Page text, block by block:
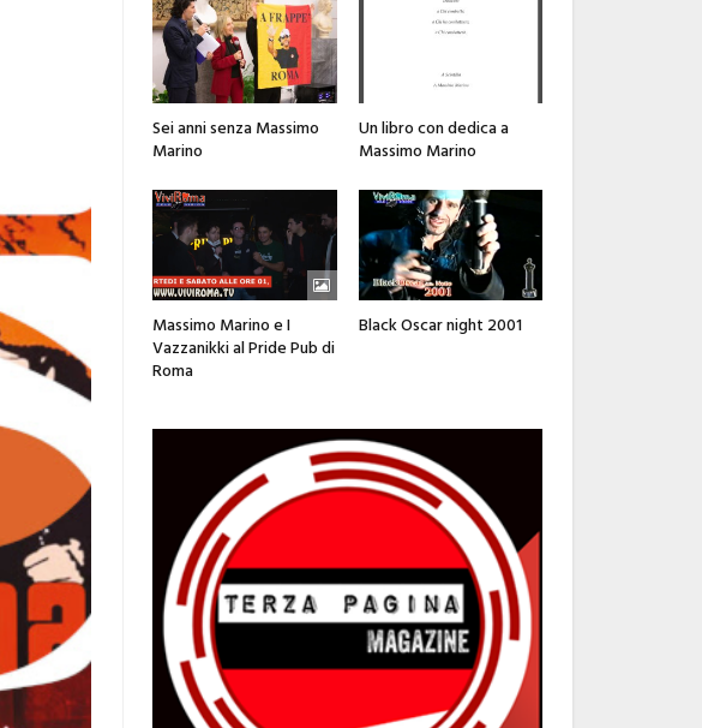
Sei anni senza Massimo
Marino
Un libro con dedica a
Massimo Marino
Massimo Marino e I
Vazzanikki al Pride Pub di
Roma
Black Oscar night 2001